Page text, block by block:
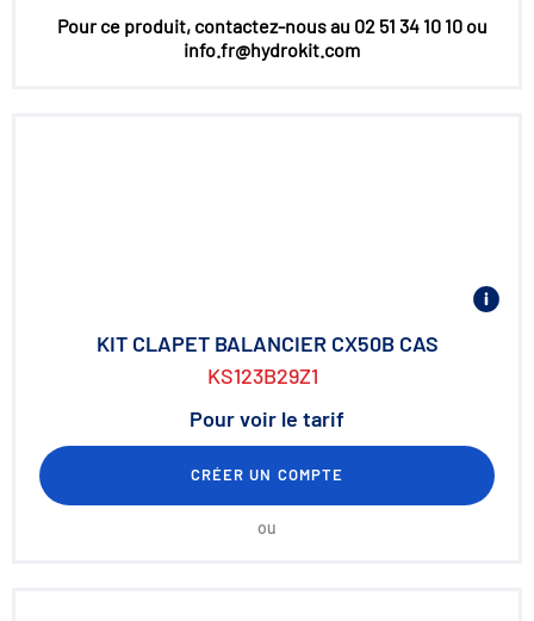
Pour ce produit, contactez-nous au 02 51 34 10 10 ou
info.fr@hydrokit.com
KIT CLAPET BALANCIER CX50B CAS
KS123B29Z1
Pour voir le tarif
CRÉER UN COMPTE
ou